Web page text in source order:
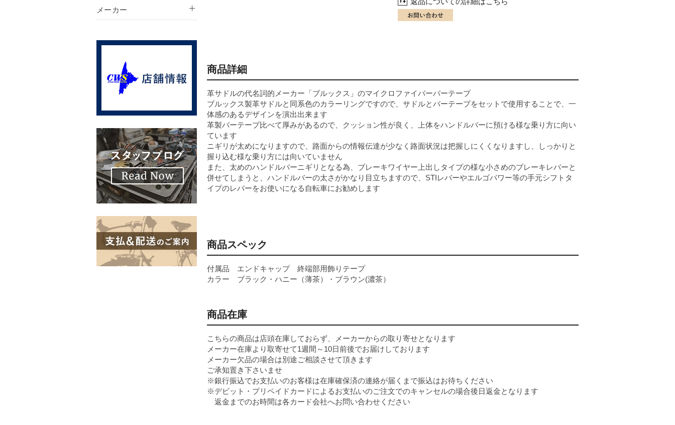
商品詳細
革サドルの代名詞的メーカー「ブルックス」のマイクロファイバーバーテープ
ブルックス製革サドルと同系色のカラーリングですので、サドルとバーテープをセットで使用することで、一
体感のあるデザインを演出出来ます
革製バーテープ比べて厚みがあるので、クッション性が良く、上体をハンドルバーに預ける様な乗り方に向い
ています
ニギリが太めになりますので、路面からの情報伝達が少なく路面状況は把握しにくくなりますし、しっかりと
握り込む様な乗り方には向いていません
また、太めのハンドルバーニギリとなる為、ブレーキワイヤー上出しタイプの様な小さめのブレーキレバーと
併せてしまうと、ハンドルバーの太さがかなり目立ちますので、STIレバーやエルゴパワー等の手元シフトタ
イプのレバーをお使いになる自転車にお勧めします
商品スペック
付属品 エンドキャップ 終端部用飾りテープ
カラー ブラック・ハニー（薄茶）・ブラウン(濃茶）
商品在庫
こちらの商品は店頭在庫しておらず、メーカーからの取り寄せとなります
メーカー在庫より取寄せて1週間～10日前後でお届けしております
メーカー欠品の場合は別途ご相談させて頂きます
ご承知置き下さいませ
※銀行振込でお支払いのお客様は在庫確保済の連絡が届くまで振込はお待ちください
※デビット・プリペイドカードによるお支払いのご注文でのキャンセルの場合後日返金となります
返金までのお時間は各カード会社へお問い合わせください
メーカー